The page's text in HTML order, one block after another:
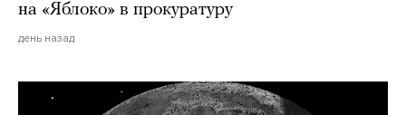
на «Яблоко» в прокуратуру
день назад